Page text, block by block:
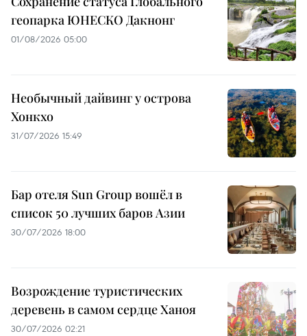
геопарка ЮНЕСКО Дакнонг
01/08/2026 05:00
Необычный дайвинг у острова
Хонкхо
31/07/2026 15:49
Бар отеля Sun Group вошёл в
список 50 лучших баров Азии
30/07/2026 18:00
Возрождение туристических
деревень в самом сердце Ханоя
30/07/2026 02:21